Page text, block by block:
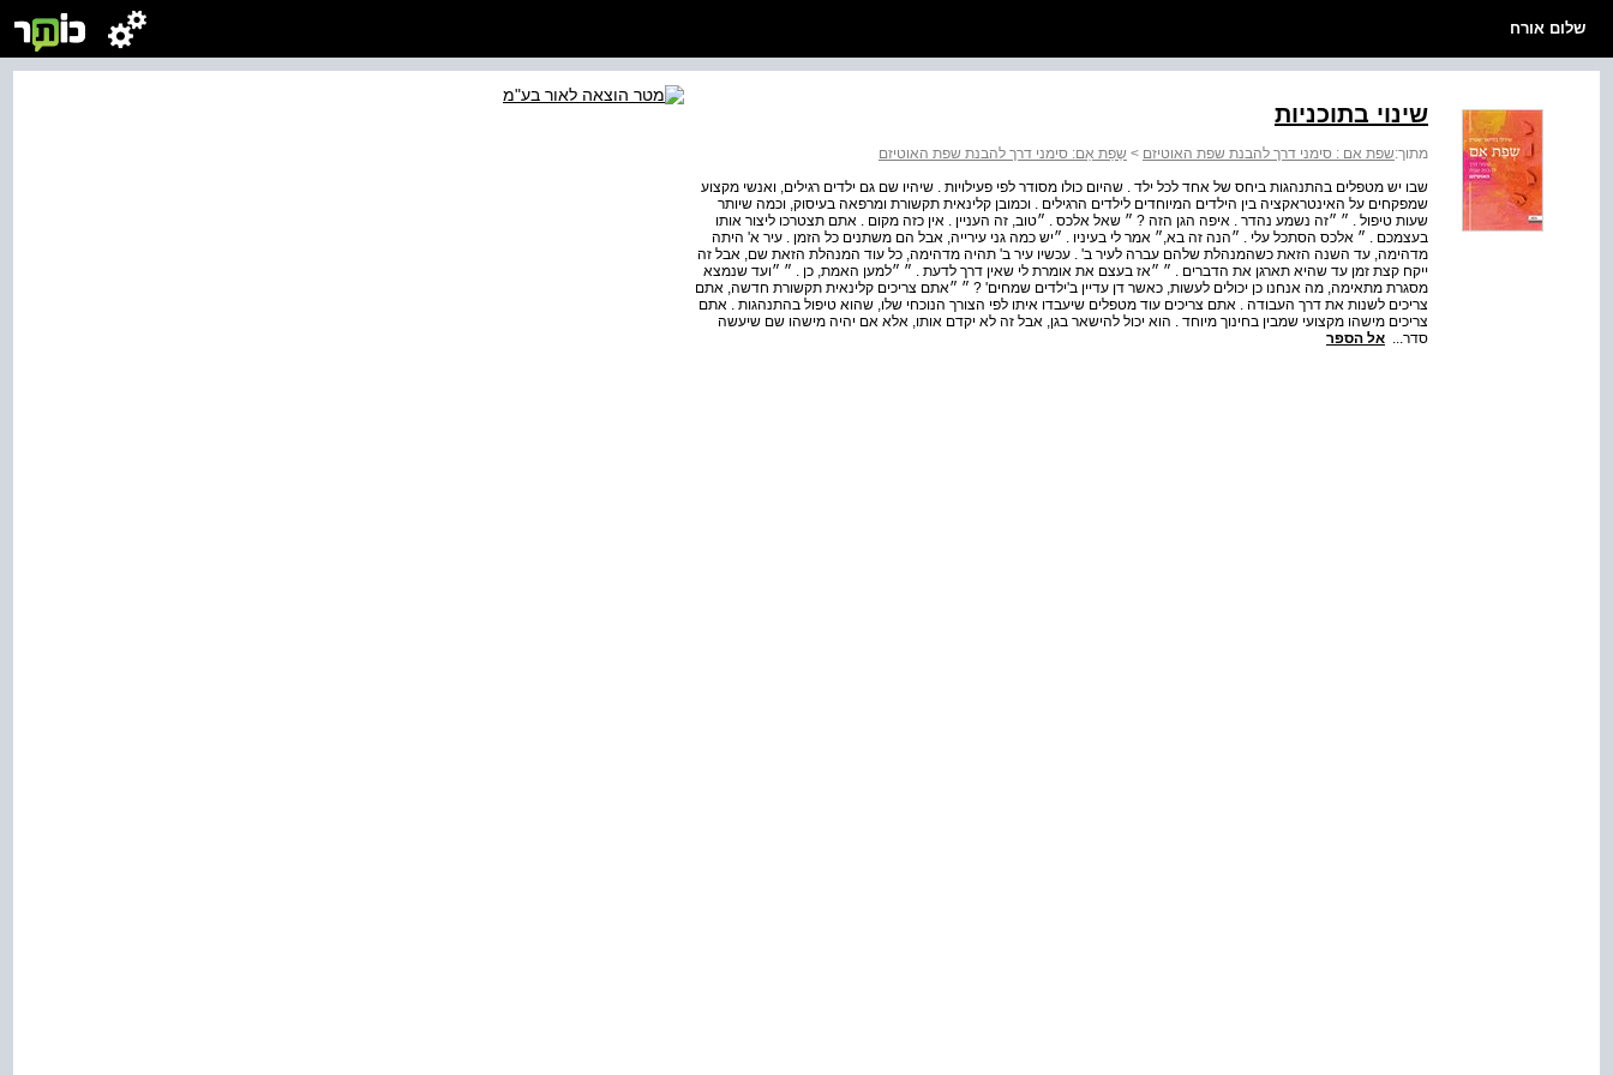
שלום אורח
שינוי בתוכניות
מתוך:שפת אם : סימני דרך להבנת שפת האוטיזם > שְפַת אֵם: סימני דרך להבנת שפת האוטיזם
שבו יש מטפלים בהתנהגות ביחס של אחד לכל ילד . שהיום כולו מסודר לפי פעילויות . שיהיו שם גם ילדים רגילים, ואנשי מקצוע
שמפקחים על האינטראקציה בין הילדים המיוחדים לילדים הרגילים . וכמובן קלינאית תקשורת ומרפאה בעיסוק, וכמה שיותר
שעות טיפול . ״ ״זה נשמע נהדר . איפה הגן הזה ? ״ שאל אלכס . ״טוב, זה העניין . אין כזה מקום . אתם תצטרכו ליצור אותו
בעצמכם . ״ אלכס הסתכל עלי . ״הנה זה בא,״ אמר לי בעיניו . ״יש כמה גני עירייה, אבל הם משתנים כל הזמן . עיר א' היתה
מדהימה, עד השנה הזאת כשהמנהלת שלהם עברה לעיר ב' . עכשיו עיר ב' תהיה מדהימה, כל עוד המנהלת הזאת שם, אבל זה
ייקח קצת זמן עד שהיא תארגן את הדברים . ״ ״אז בעצם את אומרת לי שאין דרך לדעת . ״ ״למען האמת, כן . ״ ״ועד שנמצא
מסגרת מתאימה, מה אנחנו כן יכולים לעשות, כאשר דן עדיין ב'ילדים שמחים' ? ״ ״אתם צריכים קלינאית תקשורת חדשה, אתם
צריכים לשנות את דרך העבודה . אתם צריכים עוד מטפלים שיעבדו איתו לפי הצורך הנוכחי שלו, שהוא טיפול בהתנהגות . אתם
צריכים מישהו מקצועי שמבין בחינוך מיוחד . הוא יכול להישאר בגן, אבל זה לא יקדם אותו, אלא אם יהיה מישהו שם שיעשה
סדר... אל הספר